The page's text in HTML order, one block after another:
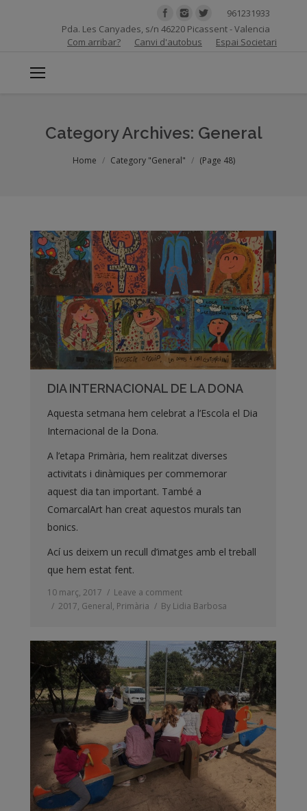
961231933
Pda. Les Canyades, s/n 46220 Picassent - Valencia
Com arribar?
Canvi d'autobus Espai Societari
Category Archives: General
You are here:
Home Category "General" (Page 48)
DIA INTERNACIONAL DE LA DONA
Aquesta setmana hem celebrat a l’Escola el Dia
Internacional de la Dona.
A l’etapa Primària, hem realitzat diverses
activitats i dinàmiques per commemorar
aquest dia tan important. També a
ComarcalArt han creat aquestos murals tan
bonics.
Ací us deixem un recull d’imatges amb el treball
que hem estat fent.
10 març, 2017
Leave a comment
2017, General, Primària By Lidia Barbosa